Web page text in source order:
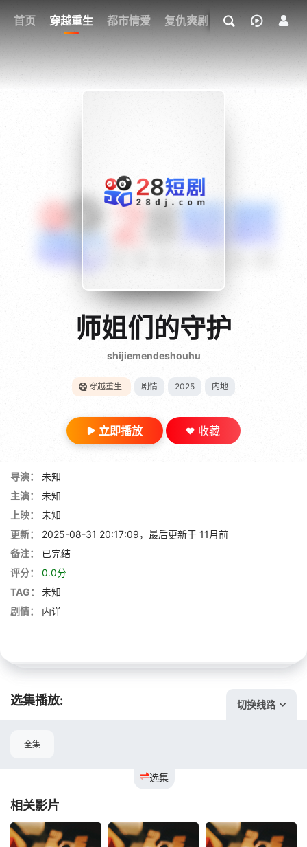
首页 穿越重生 都市情爱 复仇爽剧 玄幻武侠 奇幻
我的观影记录
{if condition="$obj.vod_points
gt 0"}
28短剧
师姐们的守护
shijiemendeshouhu
穿越重生 剧情 2025 内地
立即播放 收藏
导演：
未知
主演：
未知
上映：
未知
更新：
2025-08-31 20:17:09，最后更新于 11月前
备注：
已完结
评分：
0.0分
TAG：
未知
剧情：
内详
选集播放: 切换线路
选集
全集
相关影片